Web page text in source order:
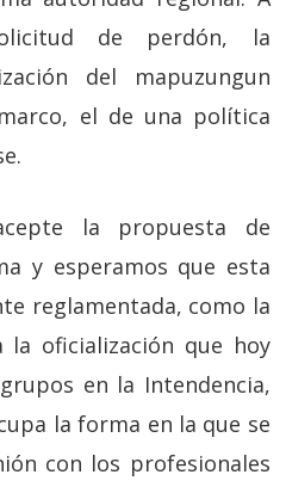
de perdón, la
del mapuzungun
el de una política
la propuesta de
y esperamos que esta
reglamentada, como la
oficialización que hoy
en la Intendencia,
la forma en la que se
con los profesionales